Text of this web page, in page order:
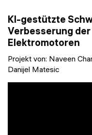
Generative KI
KOSTENLOSE
Alumni
KI-gestützte
Verbesserung
Elektromotoren
Projekt von: Naveen
Danijel Matesic